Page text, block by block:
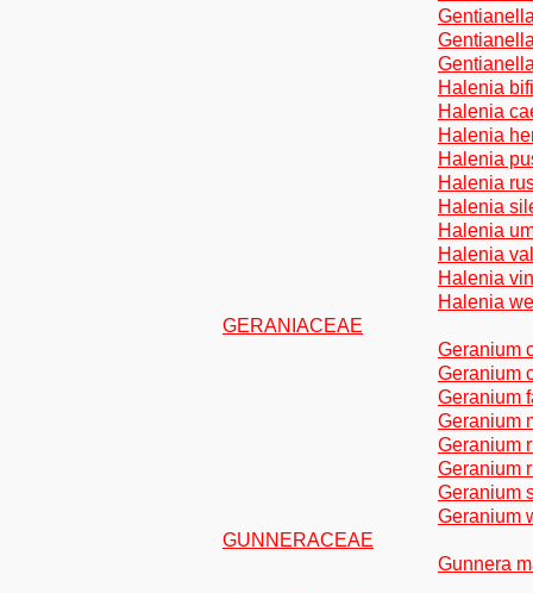
Halenia
Halenia
Halenia
Halenia
Halenia
Halenia
Halenia
Halenia
Halenia
Halenia
GERANIACEAE
Geranium
Geranium
Geranium
Geranium
Geranium
Geranium
Geranium
Geranium
GUNNERACEAE
Gunnera